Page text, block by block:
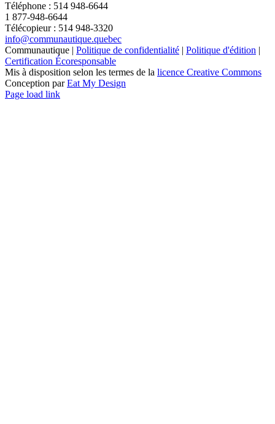
Téléphone : 514 948-6644
1 877-948-6644
Télécopieur : 514 948-3320
info@communautique.quebec
Communautique | Politique de confidentialité | Politique d'édition |
Certification Écoresponsable
Mis à disposition selon les termes de la licence Creative Commons
Conception parEat My Design
Facebook
YouTube
LinkedIn
Email
Page load link